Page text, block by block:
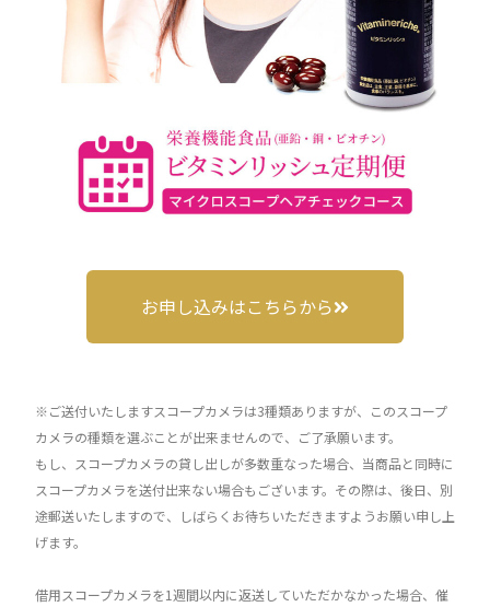
お申し込みはこちらから
※ご送付いたしますスコープカメラは3種類ありますが、このスコープ
カメラの種類を選ぶことが出来ませんので、ご了承願います。
もし、スコープカメラの貸し出しが多数重なった場合、当商品と同時に
スコープカメラを送付出来ない場合もございます。その際は、後日、別
途郵送いたしますので、しばらくお待ちいただきますようお願い申し上
げます。
借用スコープカメラを1週間以内に返送していただかなかった場合、催